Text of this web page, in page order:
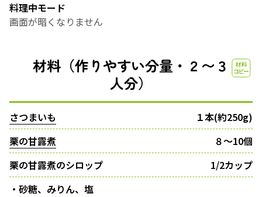
料理中モード
画面が暗くなりません
材料（作りやすい分量・２〜３
人分）
さつまいも
１本(約250g)
栗の甘露煮
８〜10個
栗の甘露煮のシロップ
1/2カップ
・砂糖、みりん、塩